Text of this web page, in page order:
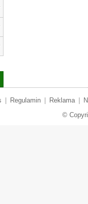
Regulamin Reklama
©